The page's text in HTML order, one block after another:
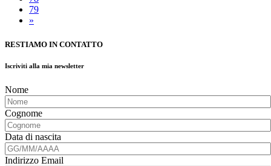
79
»
RESTIAMO IN CONTATTO
Iscriviti alla mia newsletter
Nome
Cognome
Data di nascita
Indirizzo Email